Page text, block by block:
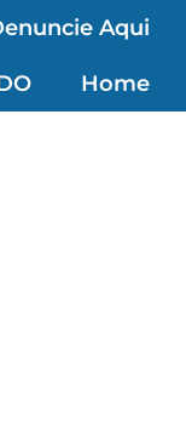
Aqui
Home